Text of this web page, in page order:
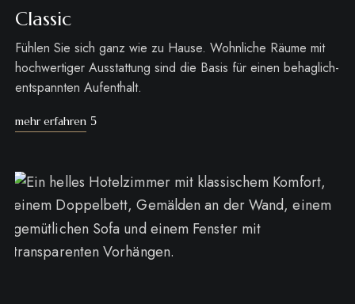
Classic
Fühlen Sie sich ganz wie zu Hause. Wohnliche Räume mit
hochwertiger Ausstattung sind die Basis für einen behaglich-
entspannten Aufenthalt.
mehr erfahren